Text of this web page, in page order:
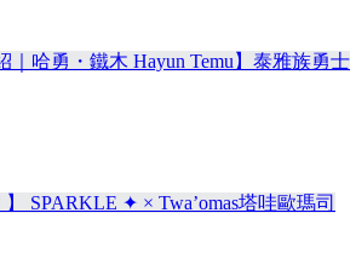
｜哈勇・鐵木 Hayun Temu】泰雅族勇士
】 SPARKLE ✦ × Twa’omas塔哇歐瑪司